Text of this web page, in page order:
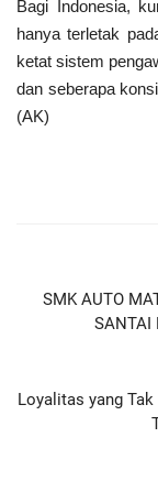
Bagi Indonesia,
hanya terletak
ketat sistem
dan seberapa
(AK)
SMK AUTO
SANTAI
Loyalitas yang